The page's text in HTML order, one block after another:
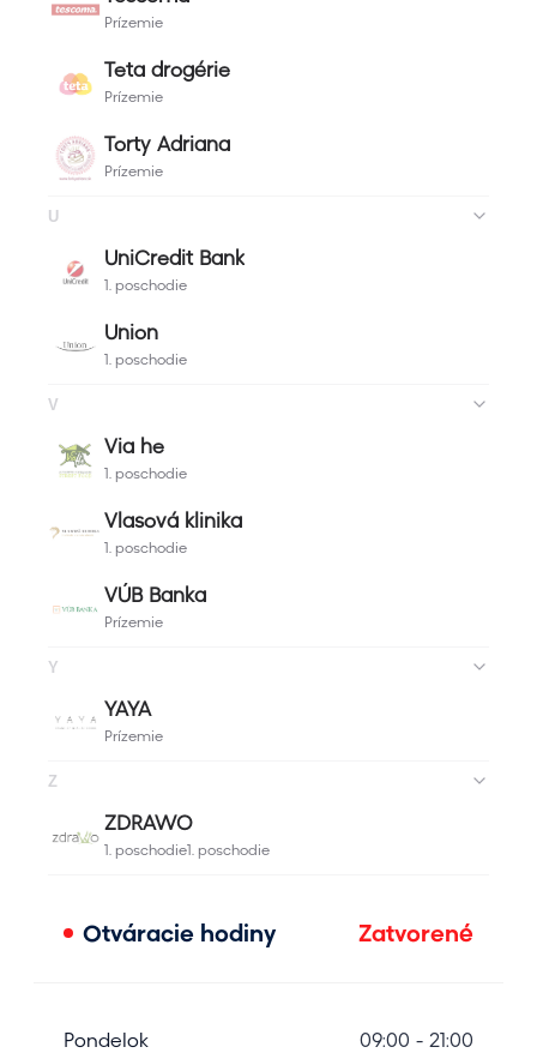
Otváracie hodiny Zatvorené
Pondelok 09:00 - 21:00